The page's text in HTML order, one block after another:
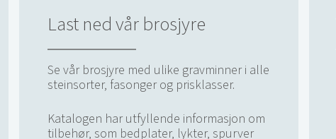
Last ned vår brosjyre
Se vår brosjyre med ulike gravminner i alle
steinsorter, fasonger og prisklasser.
Katalogen har utfyllende informasjon om
tilbehør, som bedplater, lykter, spurver